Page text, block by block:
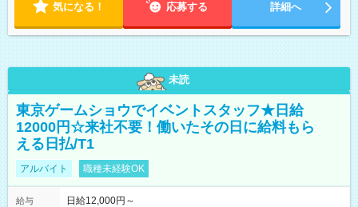
気になる！ 応募する 詳細へ
未読
東京ゲームショウでイベントスタッフ★日給
12000円☆来社不要！働いたその日に給料もら
える日払/T1
アルバイト 職種未経験OK
給与
日給12,000円～